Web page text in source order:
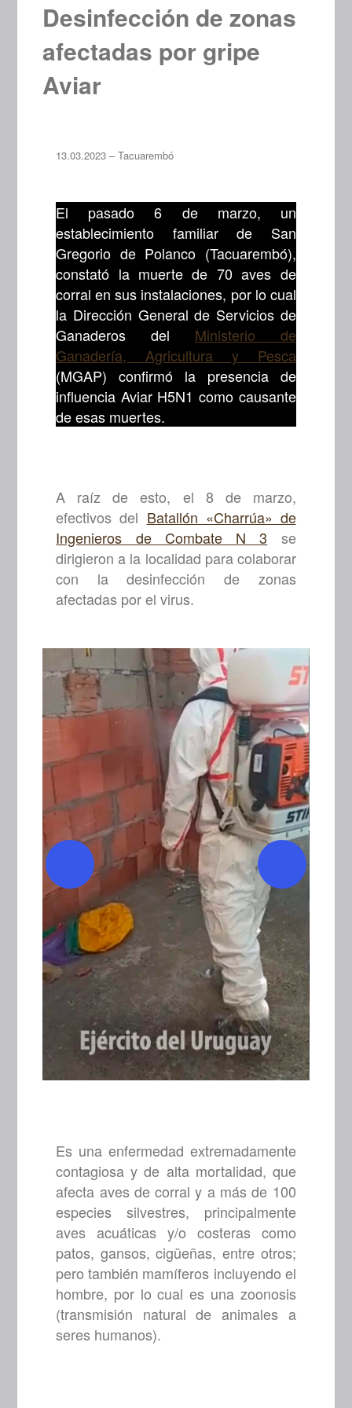
Desinfección de zonas
afectadas por gripe
Aviar
13.03.2023 – Tacuarembó
El pasado 6 de marzo, un
establecimiento familiar de San
Gregorio de Polanco (Tacuarembó),
constató la muerte de 70 aves de
corral en sus instalaciones, por lo cual
la Dirección General de Servicios de
Ganaderos del Ministerio de
Ganadería, Agricultura y Pesca
(MGAP) confirmó la presencia de
influencia Aviar H5N1 como causante
de esas muertes.
A raíz de esto, el 8 de marzo,
efectivos del Batallón «Charrúa» de
Ingenieros de Combate N 3 se
dirigieron a la localidad para colaborar
con la desinfección de zonas
afectadas por el virus.
Es una enfermedad extremadamente
contagiosa y de alta mortalidad, que
afecta aves de corral y a más de 100
especies silvestres, principalmente
aves acuáticas y/o costeras como
patos, gansos, cigüeñas, entre otros;
pero también mamíferos incluyendo el
hombre, por lo cual es una zoonosis
(transmisión natural de animales a
seres humanos).